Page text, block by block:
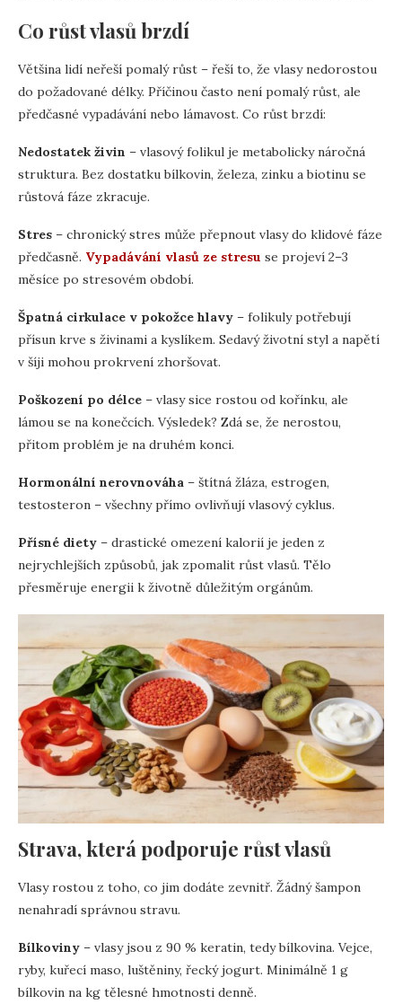
Co růst vlasů brzdí
Většina lidí neřeší pomalý růst – řeší to, že vlasy nedorostou
do požadované délky. Příčinou často není pomalý růst, ale
předčasné vypadávání nebo lámavost. Co růst brzdí:
Nedostatek živin – vlasový folikul je metabolicky náročná
struktura. Bez dostatku bílkovin, železa, zinku a biotinu se
růstová fáze zkracuje.
Stres – chronický stres může přepnout vlasy do klidové fáze
předčasně. Vypadávání vlasů ze stresu se projeví 2–3
měsíce po stresovém období.
Špatná cirkulace v pokožce hlavy – folikuly potřebují
přísun krve s živinami a kyslíkem. Sedavý životní styl a napětí
v šíji mohou prokrvení zhoršovat.
Poškození po délce – vlasy sice rostou od kořínku, ale
lámou se na konečcích. Výsledek? Zdá se, že nerostou,
přitom problém je na druhém konci.
Hormonální nerovnováha – štítná žláza, estrogen,
testosteron – všechny přímo ovlivňují vlasový cyklus.
Přísné diety – drastické omezení kalorií je jeden z
nejrychlejších způsobů, jak zpomalit růst vlasů. Tělo
přesměruje energii k životně důležitým orgánům.
Strava, která podporuje růst vlasů
Vlasy rostou z toho, co jim dodáte zevnitř. Žádný šampon
nenahradí správnou stravu.
Bílkoviny – vlasy jsou z 90 % keratin, tedy bílkovina. Vejce,
ryby, kuřecí maso, luštěniny, řecký jogurt. Minimálně 1 g
bílkovin na kg tělesné hmotnosti denně.